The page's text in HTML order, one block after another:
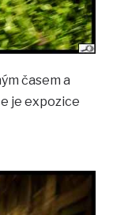
časem a
je expozice